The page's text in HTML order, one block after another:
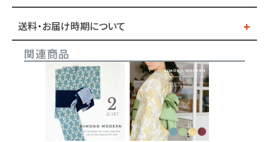
送料・お届け時期について
関連商品